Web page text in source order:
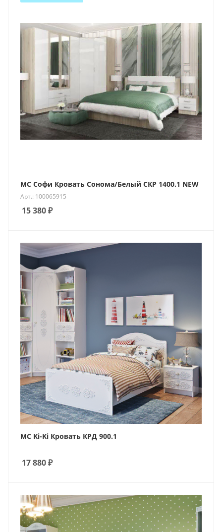
МС Софи Кровать Сонома/Белый СКР 1400.1 NEW
Арт.: 100065915
15 380₽
МС Ki-Ki Кровать КРД 900.1
17 880₽